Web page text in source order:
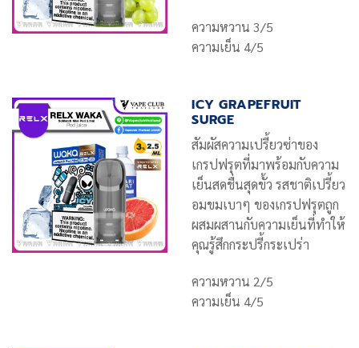
ความหวาน 3/5
ความเย็น 4/5
ICY GRAPEFRUIT
SURGE
สัมผัสความเปรี้ยวซ่าของ
เกรปฟรุตที่มาพร้อมกับความ
เย็นสดชื่นสุดขั้ว รสชาติเปรี้ยว
อมขมเบาๆ ของเกรปฟรุตถูก
ผสมผสานกับความเย็นที่ทำให้
คุณรู้สึกกระปรี้กระเปร่า
ความหวาน 2/5
ความเย็น 4/5